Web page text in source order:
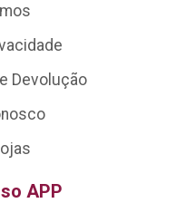
Devolução
APP